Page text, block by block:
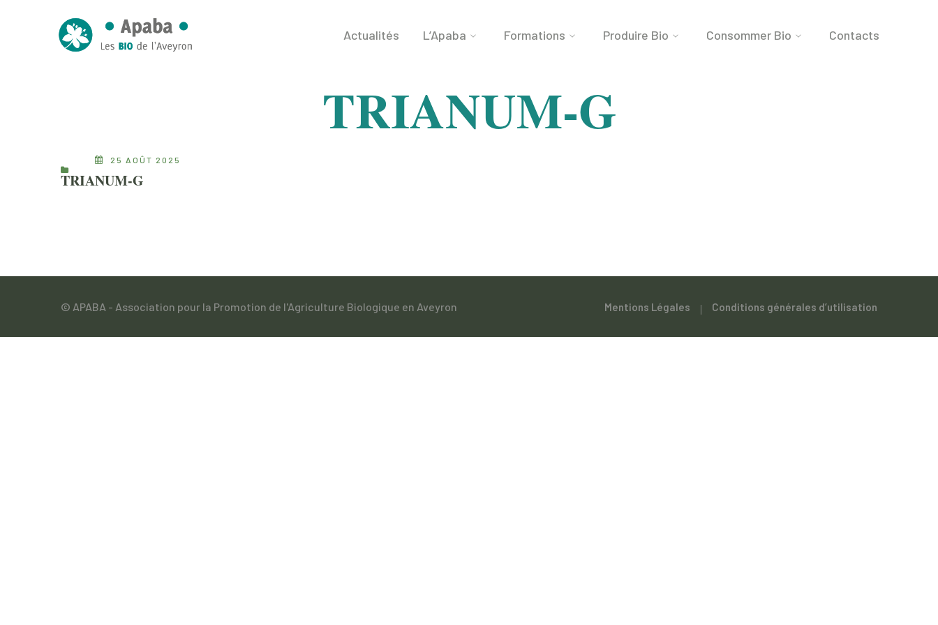
Actualités L’Apaba Formations Produire Bio Consommer Bio Contacts
TRIANUM-G
25 AOÛT 2025
TRIANUM-G
© APABA - Association pour la Promotion de l'Agriculture Biologique en Aveyron Mentions Légales Conditions générales d’utilisation